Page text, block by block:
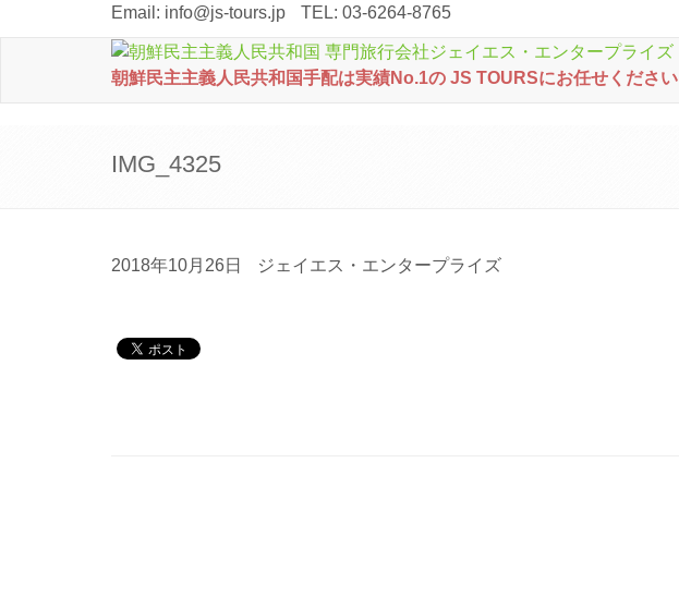
Email: info@js-tours.jp TEL: 03-6264-8765
朝鮮民主主義人民共和国手配は実績No.1の JS TOURSにお任せください
IMG_4325
2018年10月26日 ジェイエス・エンタープライズ